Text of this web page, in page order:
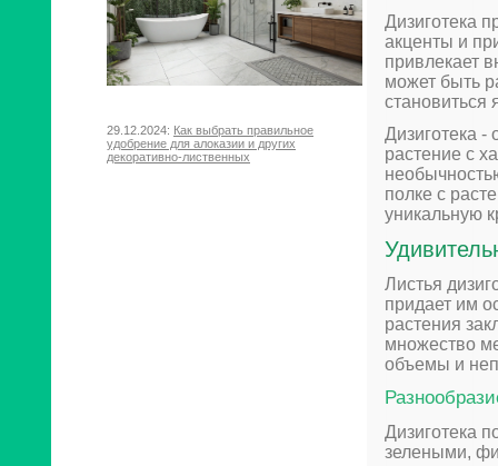
29.12.2024: Как выбрать правильное
удобрение для алоказии и других
декоративно-лиственных
Дизиготека
акценты и
привлекает
может быть
становиться
Дизиготека -
растение с
полке с
уникальную
Листья
придает им
растения
множество
объемы и
Дизиготека
зелеными,